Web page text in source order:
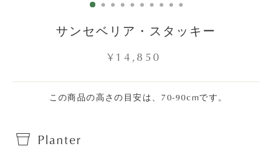
サンセベリア・スタッキー
Regular
¥14,850
この商品の高さの目安は、70-90cmです。
Planter